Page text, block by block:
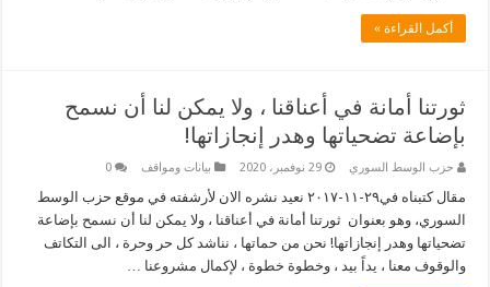
أكمل القراءة »
ثورتنا أمانة في أعناقنا ، ولا يمكن لنا أن نسمح
بإضاعة تضحياتها وهدر إنجازاتها!
حزب الوسط السوري 29 نوفمبر، 2020 بيانات ومواقف 0
مقال كتبناه في٢٩-١١-٢٠١٧ نعيد نشره الان لأرشفته في موقع حزب الوسط
السوري، وهو بعنوان ثورتنا أمانة في أعناقنا ، ولا يمكن لنا أن نسمح بإضاعة
تضحياتها وهدر إنجازاتها! نحن من حماتها ، نناشد كل حر وحرة ، الى التكاتف
والوقوف معنا ، يداً بيد ، وخطوة خطوة ، لإكمال مشروعنا …